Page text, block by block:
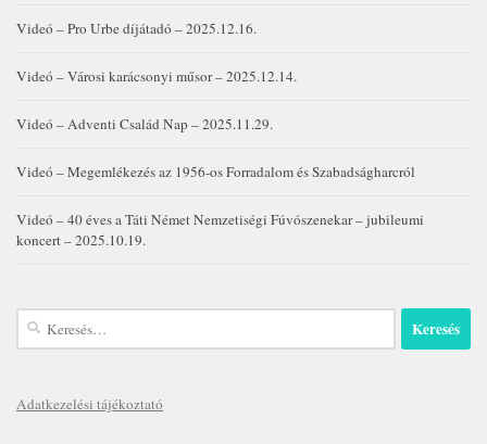
Videó – Pro Urbe díjátadó – 2025.12.16.
Videó – Városi karácsonyi műsor – 2025.12.14.
Videó – Adventi Család Nap – 2025.11.29.
Videó – Megemlékezés az 1956-os Forradalom és Szabadságharcról
Videó – 40 éves a Táti Német Nemzetiségi Fúvószenekar – jubileumi
koncert – 2025.10.19.
Keresés:
Adatkezelési tájékoztató